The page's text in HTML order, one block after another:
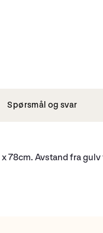
Spørsmål og svar
78cm. Avstand fra